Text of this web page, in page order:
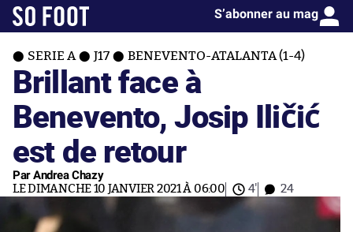
S’abonner au mag
SERIE A J17 BENEVENTO-ATALANTA (1-4)
Brillant face à
Benevento, Josip Iličić
est de retour
Par Andrea Chazy
LE DIMANCHE 10 JANVIER 2021 À 06:00 4' 24